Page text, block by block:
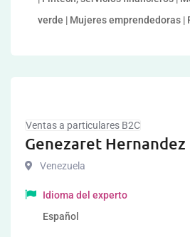
verde | Mujeres emprendedoras
Ventas a particulares B2C
Genezaret Hernandez
Venezuela
Idioma del experto
Español